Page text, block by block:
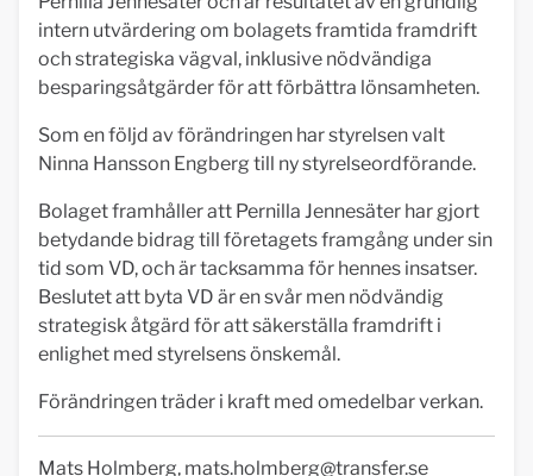
intern utvärdering om bolagets framtida framdrift
och strategiska vägval, inklusive nödvändiga
besparingsåtgärder för att förbättra lönsamheten.
Som en följd av förändringen har styrelsen valt
Ninna Hansson Engberg till ny styrelseordförande.
Bolaget framhåller att Pernilla Jennesäter har gjort
betydande bidrag till företagets framgång under sin
tid som VD, och är tacksamma för hennes insatser.
Beslutet att byta VD är en svår men nödvändig
strategisk åtgärd för att säkerställa framdrift i
enlighet med styrelsens önskemål.
Förändringen träder i kraft med omedelbar verkan.
Mats Holmberg, mats.holmberg@transfer.se